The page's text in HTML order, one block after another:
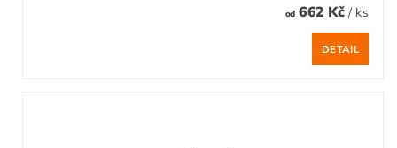
od662 Kč / ks
DETAIL